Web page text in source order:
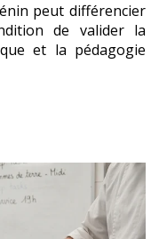
peut différencier
de valider la
et la pédagogie